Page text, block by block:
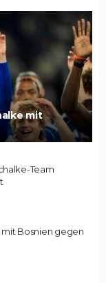
mit
Team
Bosnien gegen